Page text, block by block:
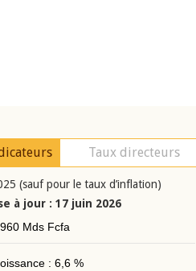
Taux directeurs
(sauf pour le taux d’inflation)
à jour : 17 juin 2026
Mds Fcfa
: 6,6 %